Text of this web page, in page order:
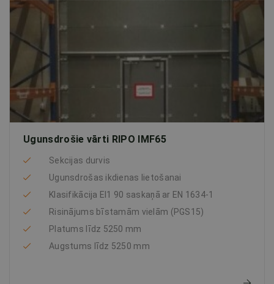
Ugunsdrošie vārti RIPO IMF65
Sekcijas durvis
Ugunsdrošas ikdienas lietošanai
Klasifikācija EI1 90 saskaņā ar EN 1634-1
Risinājums bīstamām vielām (PGS15)
Platums līdz 5250 mm
Augstums līdz 5250 mm